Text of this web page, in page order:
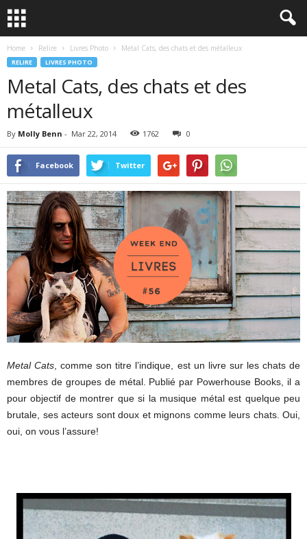
Home Relire Livres Photo Metal Cats, des chats et des métalleux
RELIRE LIVRES PHOTO
Metal Cats, des chats et des
métalleux
By Molly Benn - Mar 22, 2014 1762 0
Facebook Twitter
Metal Cats, comme son titre l’indique, est un livre sur les chats de
membres de groupes de métal. Publié par Powerhouse Books, il a
pour objectif de montrer que si la musique métal est quelque peu
brutale, ses acteurs sont doux et mignons comme leurs chats. Oui,
oui, on vous l’assure!